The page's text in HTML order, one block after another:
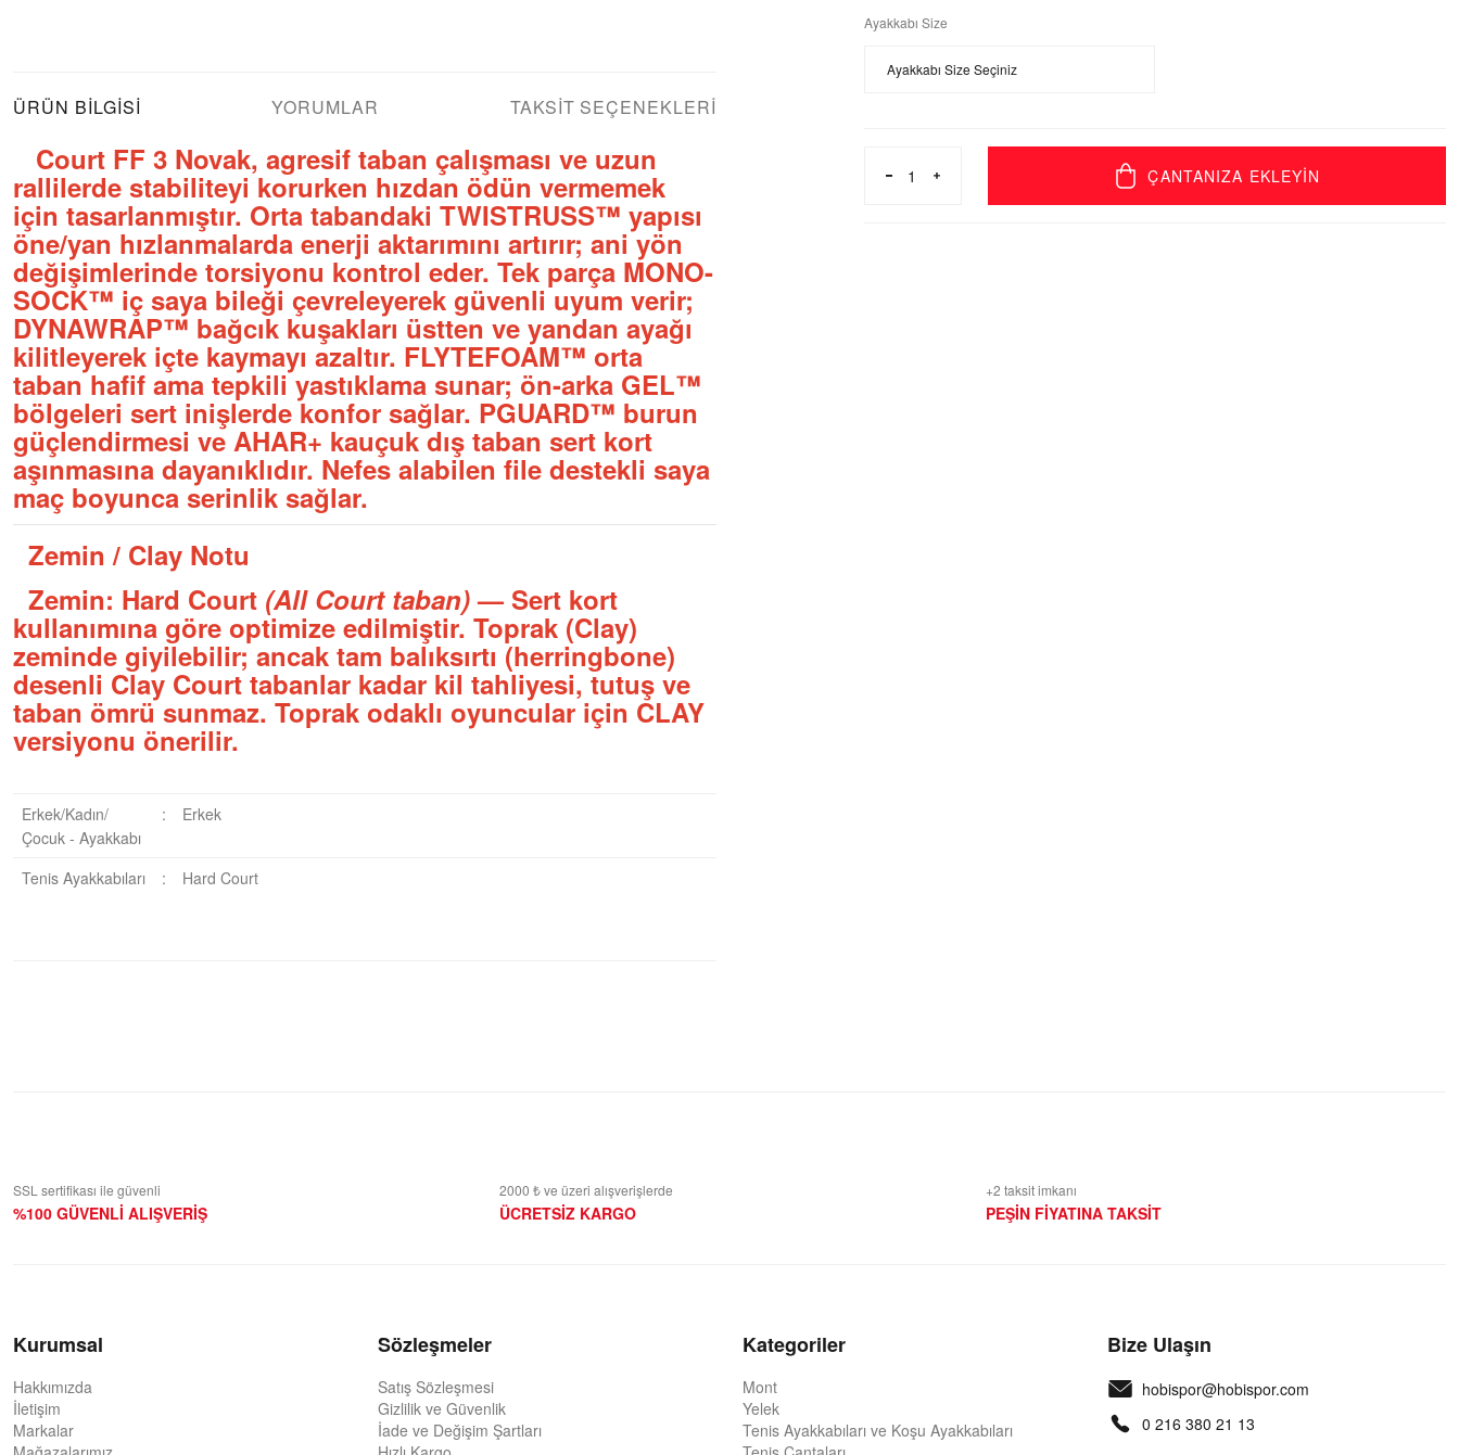
ÜRÜN BILGISI YORUMLAR TAKSIT SEÇENEKLERI
Court FF 3 Novak, agresif taban çalışması ve uzun
rallilerde stabiliteyi korurken hızdan ödün vermemek
için tasarlanmıştır. Orta tabandaki TWISTRUSS™ yapısı
öne/yan hızlanmalarda enerji aktarımını artırır; ani yön
değişimlerinde torsiyonu kontrol eder. Tek parça MONO-
SOCK™ iç saya bileği çevreleyerek güvenli uyum verir;
DYNAWRAP™ bağcık kuşakları üstten ve yandan ayağı
kilitleyerek içte kaymayı azaltır. FLYTEFOAM™ orta
taban hafif ama tepkili yastıklama sunar; ön-arka GEL™
bölgeleri sert inişlerde konfor sağlar. PGUARD™ burun
güçlendirmesi ve AHAR+ kauçuk dış taban sert kort
aşınmasına dayanıklıdır. Nefes alabilen file destekli saya
maç boyunca serinlik sağlar.
Zemin / Clay Notu
Zemin: Hard Court (All Court taban)— Sert kort
kullanımına göre optimize edilmiştir. Toprak (Clay)
zeminde giyilebilir; ancak tam balıksırtı (herringbone)
desenli Clay Court tabanlar kadar kil tahliyesi, tutuş ve
taban ömrü sunmaz. Toprak odaklı oyuncular için CLAY
versiyonu önerilir.
Erkek/Kadın/
Çocuk - Ayakkabı
: Erkek
Tenis Ayakkabıları : Hard Court
Ayakkabı Size
ÇANTANIZA EKLEYİN
SSL sertifikası ile güvenli
%100 GÜVENLİ ALIŞVERİŞ
2000 ₺ ve üzeri alışverişlerde
ÜCRETSİZ KARGO
+2 taksit imkanı
PEŞİN FİYATINA TAKSİT
Kurumsal
Hakkımızda
İletişim
Markalar
Sözleşmeler
Satış Sözleşmesi
Gizlilik ve Güvenlik
İade ve Değişim Şartları
Kategoriler
Mont
Yelek
Tenis Ayakkabıları ve Koşu Ayakkabıları
Bize Ulaşın
hobispor@hobispor.com
0 216 380 21 13